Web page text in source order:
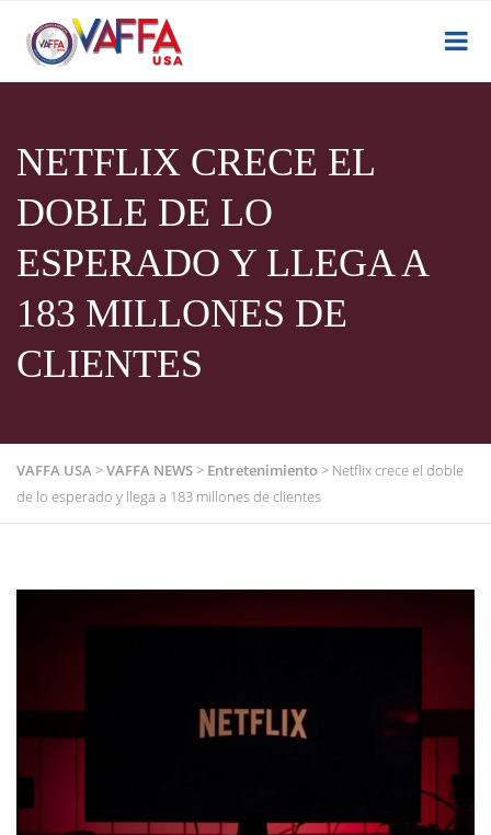
NETFLIX CRECE EL
DOBLE DE LO
ESPERADO Y LLEGA A
183 MILLONES DE
CLIENTES
VAFFA USA>VAFFA NEWS> Entretenimiento> Netflix crece el doble
de lo esperado y llega a 183 millones de clientes